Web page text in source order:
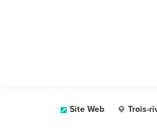
Site Web Trois-